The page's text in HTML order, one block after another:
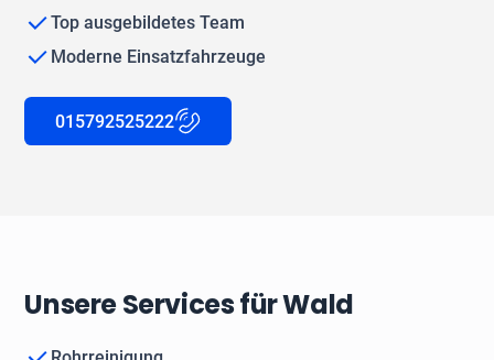
Top ausgebildetes Team
Moderne Einsatzfahrzeuge
015792525222
Unsere Services für Wald